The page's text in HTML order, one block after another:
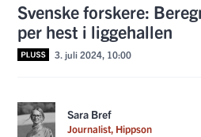
Svenske forskere:
per hest i liggehallen
3. juli 2024, 10:00
Sara Bref
Journalist, Hippson